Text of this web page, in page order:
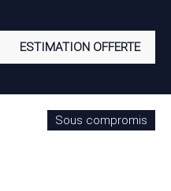
ESTIMATION OFFERTE
Sous compromis